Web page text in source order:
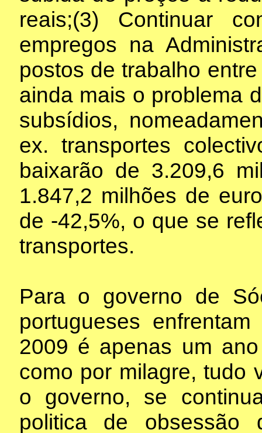
reais;(3) Continuar
empregos na
postos de trabalho
ainda mais o problema
subsídios,
ex. transportes
baixarão de 3.209,6
1.847,2 milhões de
de -42,5%, o que se
transportes.
Para o governo de
portugueses
2009 é apenas um
como por milagre, tudo
o governo, se
politica de obsessão